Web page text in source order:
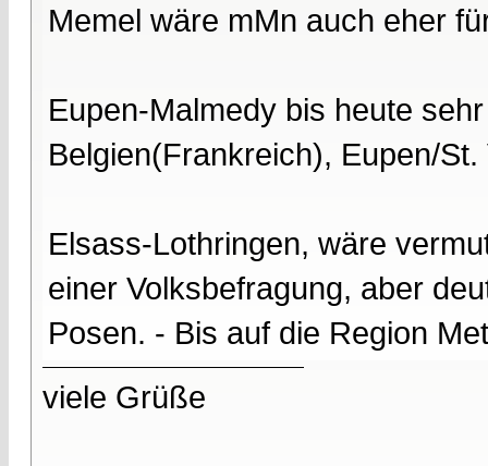
Memel wäre mMn auch eher
Eupen-Malmedy bis heute
Belgien(Frankreich), Eupen/
Elsass-Lothringen, wäre
einer Volksbefragung, aber
Posen. - Bis auf die Region
viele Grüße